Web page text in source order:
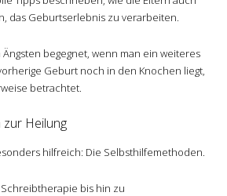
das Geburtserlebnis zu verarbeiten.
Ängsten begegnet, wenn man ein weiteres
Geburt noch in den Knochen liegt,
betrachtet.
Heilung
hilfreich: Die Selbsthilfemethoden.
bis hin zu